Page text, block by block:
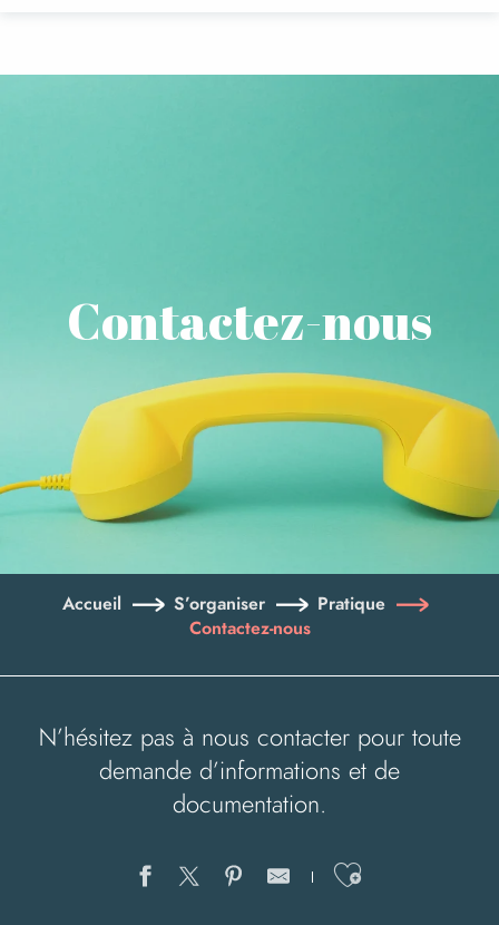
contenu
Contactez-nous
Accueil S’organiser
Pratique
Contactez-nous
N’hésitez pas à nous contacter pour toute
demande d’informations et de
documentation.
Ajouter